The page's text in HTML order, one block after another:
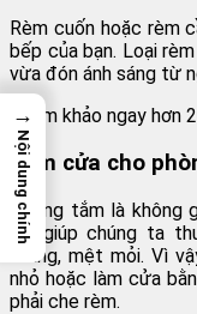
Rèm cuốn hoặc rèm
bếp của bạn. Loại
vừa đón ánh sáng từ
Tham khảo ngay hơn
Rèm cửa cho
Phòng tắm là không
nơi giúp chúng ta
thẳng, mệt mỏi. Vì
nhỏ hoặc làm cửa
phải che rèm.
→
Nội dung chính